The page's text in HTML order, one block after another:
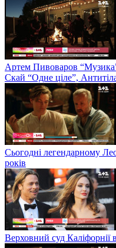
Артем Пивоваров
Скай “Одне ціле”,
Сьогодні легендарному
років
Верховний суд Каліфорнії